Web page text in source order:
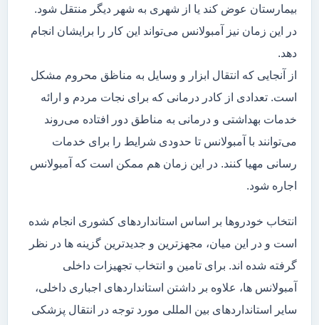
بیمارستان عوض کند یا از شهری به شهر دیگر منتقل شود.
در این زمان نیز آمبولانس می‌تواند این کار را برایشان انجام
دهد.
از آنجایی که انتقال ابزار و وسایل به مناظق محروم مشکل
است. تعدادی از کادر درمانی که برای نجات مردم و ارائه
خدمات بهداشتی و درمانی به مناطق دور افتاده می‌روند
می‌توانند با آمبولانس تا حدودی شرایط را برای خدمات
رسانی مهیا کنند. در این زمان هم ممکن است که آمبولانس
اجاره شود.
انتخاب خودروها بر اساس استانداردهای کشوری انجام شده
است و در این میان، مجهزترین و جدیدترین گزینه ها در نظر
گرفته شده اند. برای تامین و انتخاب تجهیزات داخلی
آمبولانس ها، علاوه بر داشتن استانداردهای اجباری داخلی،
سایر استانداردهای بین المللی مورد توجه در انتقال پزشکی